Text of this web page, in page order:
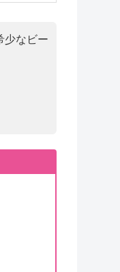
少なビー
缶ビール ビール ギフト 愛知県